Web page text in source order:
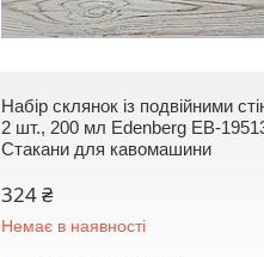
Набір склянок із подвійними
2 шт., 200 мл Edenberg EB-
Стакани для кавомашини
324 ₴
Немає в наявності